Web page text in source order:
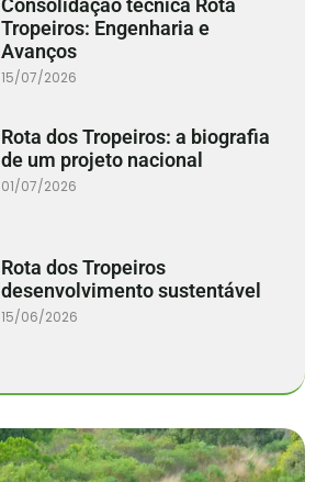
Consolidação técnica Rota
Tropeiros: Engenharia e
Avanços
15/07/2026
Rota dos Tropeiros: a biografia
de um projeto nacional
01/07/2026
Rota dos Tropeiros
desenvolvimento sustentável
15/06/2026